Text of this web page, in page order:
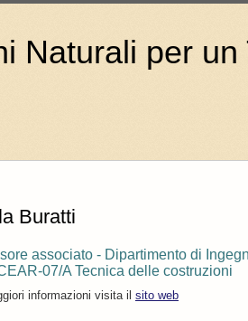
Naturali per
Buratti
associato - Dipartimento di
07/A Tecnica delle costruzioni
informazioni visita il sito web